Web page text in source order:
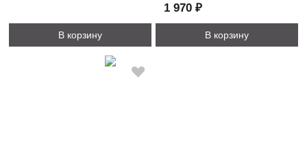
В корзину
1 970 ₽
В корзину